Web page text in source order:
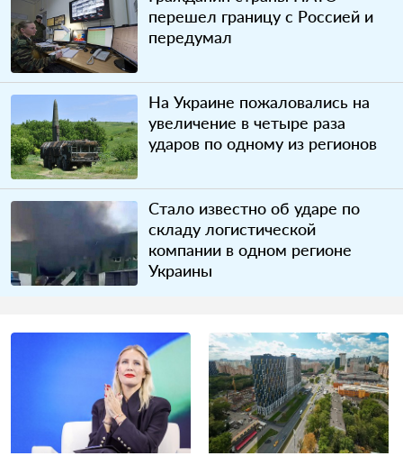
перешел границу с Россией и
передумал
На Украине пожаловались на
увеличение в четыре раза
ударов по одному из регионов
Стало известно об ударе по
складу логистической
компании в одном регионе
Украины